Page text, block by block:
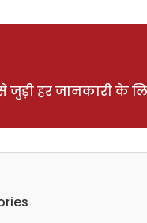
जुड़ी हर जानकारी के